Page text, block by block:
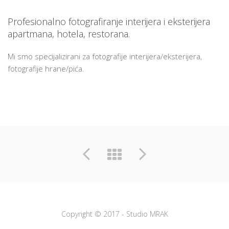
Profesionalno fotografiranje interijera i eksterijera
apartmana, hotela, restorana.
Mi smo specijalizirani za fotografije interijera/eksterijera,
fotografije hrane/pića.
Copyright © 2017 - Studio MRAK